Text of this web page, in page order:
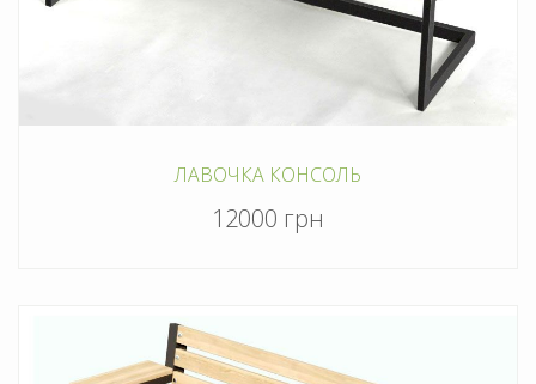
ЛАВОЧКА КОНСОЛЬ
12000 грн